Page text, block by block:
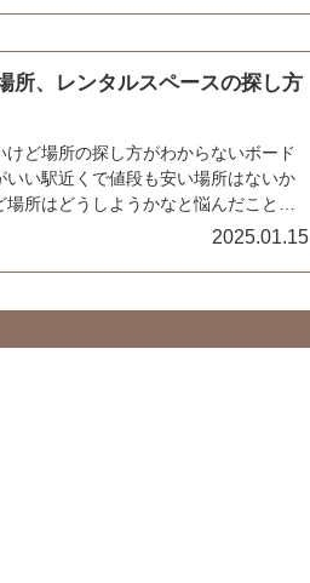
所、レンタルスペースの探し方
ど場所の探し方がわからないボード
い駅近くで値段も安い場所はないか
所はどうしようかなと悩んだことは
2025.01.15